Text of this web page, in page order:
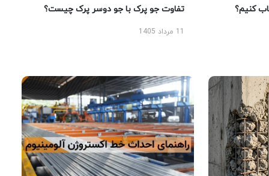
کنیم؟ تفاوت جو پرک با جو دوسر پرک چیست؟